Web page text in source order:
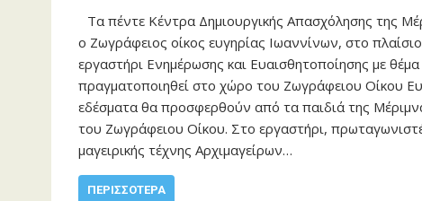
Τα πέντε Κέντρα Δημιουργικής Απασχόλησης της
ο Ζωγράφειος οίκος ευγηρίας Ιωαννίνων, στο
εργαστήρι Ενημέρωσης και Ευαισθητοποίησης με
πραγματοποιηθεί στο χώρο του Ζωγράφειου Οίκου
εδέσματα θα προσφερθούν από τα παιδιά της
του Ζωγράφειου Οίκου. Στο εργαστήρι,
μαγειρικής τέχνης Αρχιμαγείρων…
ΠΕΡΙΣΣΌΤΕΡΑ